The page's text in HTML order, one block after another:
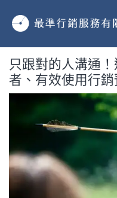
只跟對的人溝通
者、有效使用行銷